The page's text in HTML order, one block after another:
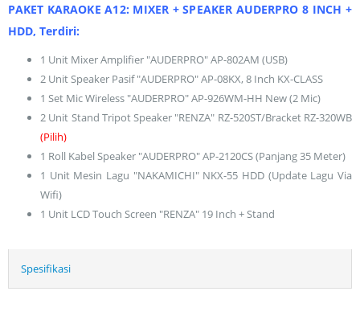
PAKET KARAOKE A12: MIXER + SPEAKER AUDERPRO 8 INCH +
HDD, Terdiri:
1 Unit Mixer Amplifier "AUDERPRO" AP-802AM (USB)
2 Unit Speaker Pasif "AUDERPRO" AP-08KX, 8 Inch KX-CLASS
1 Set Mic Wireless "AUDERPRO" AP-926WM-HH New (2 Mic)
2 Unit Stand Tripot Speaker "RENZA" RZ-520ST/Bracket RZ-320WB
(Pilih)
1 Roll Kabel Speaker "AUDERPRO" AP-2120CS (Panjang 35 Meter)
1 Unit Mesin Lagu "NAKAMICHI" NKX-55 HDD (Update Lagu Via
Wifi)
1 Unit LCD Touch Screen "RENZA" 19 Inch + Stand
Spesifikasi